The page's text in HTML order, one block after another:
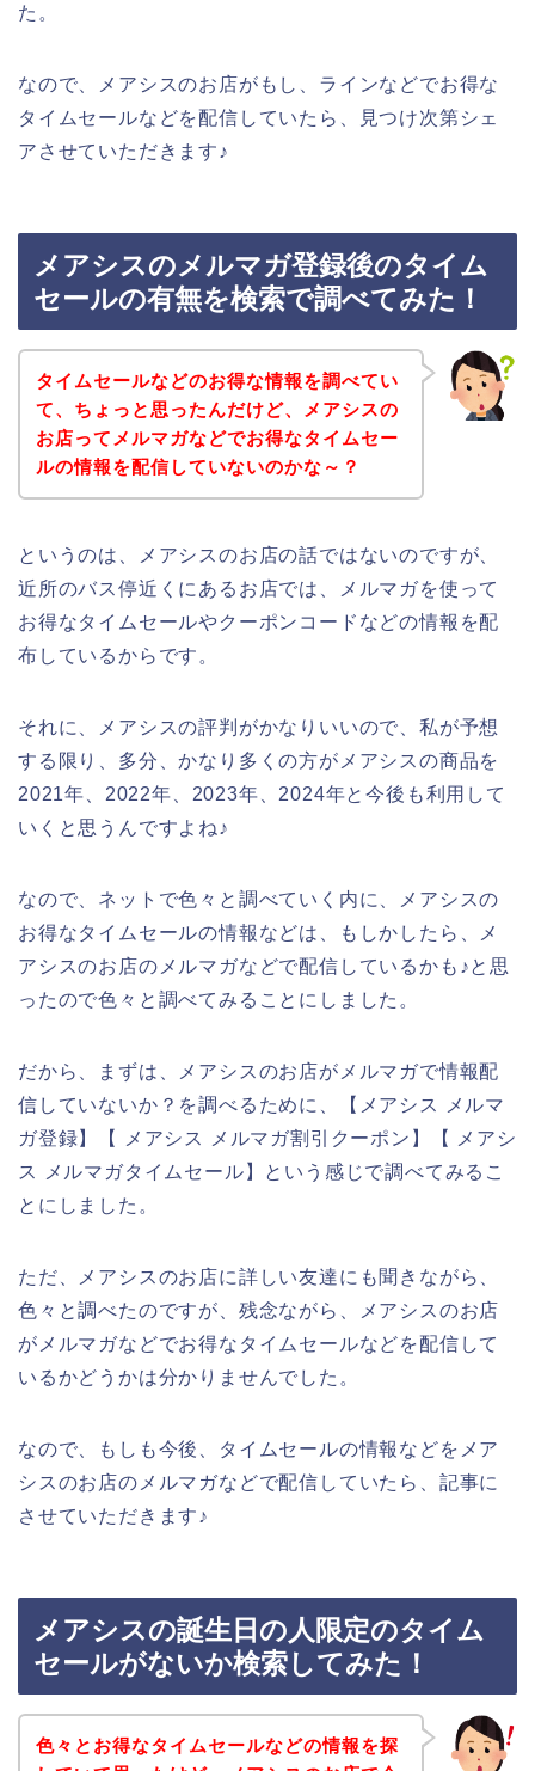
た。
なので、メアシスのお店がもし、ラインなどでお得な
タイムセールなどを配信していたら、見つけ次第シェ
アさせていただきます♪
メアシスのメルマガ登録後のタイム
セールの有無を検索で調べてみた！
タイムセールなどのお得な情報を調べてい
て、ちょっと思ったんだけど、メアシスの
お店ってメルマガなどでお得なタイムセー
ルの情報を配信していないのかな～？
というのは、メアシスのお店の話ではないのですが、
近所のバス停近くにあるお店では、メルマガを使って
お得なタイムセールやクーポンコードなどの情報を配
布しているからです。
それに、メアシスの評判がかなりいいので、私が予想
する限り、多分、かなり多くの方がメアシスの商品を
2021年、2022年、2023年、2024年と今後も利用して
いくと思うんですよね♪
なので、ネットで色々と調べていく内に、メアシスの
お得なタイムセールの情報などは、もしかしたら、メ
アシスのお店のメルマガなどで配信しているかも♪と思
ったので色々と調べてみることにしました。
だから、まずは、メアシスのお店がメルマガで情報配
信していないか？を調べるために、【メアシス メルマ
ガ登録】【 メアシス メルマガ割引クーポン】【 メアシ
ス メルマガタイムセール】という感じで調べてみるこ
とにしました。
ただ、メアシスのお店に詳しい友達にも聞きながら、
色々と調べたのですが、残念ながら、メアシスのお店
がメルマガなどでお得なタイムセールなどを配信して
いるかどうかは分かりませんでした。
なので、もしも今後、タイムセールの情報などをメア
シスのお店のメルマガなどで配信していたら、記事に
させていただきます♪
メアシスの誕生日の人限定のタイム
セールがないか検索してみた！
色々とお得なタイムセールなどの情報を探